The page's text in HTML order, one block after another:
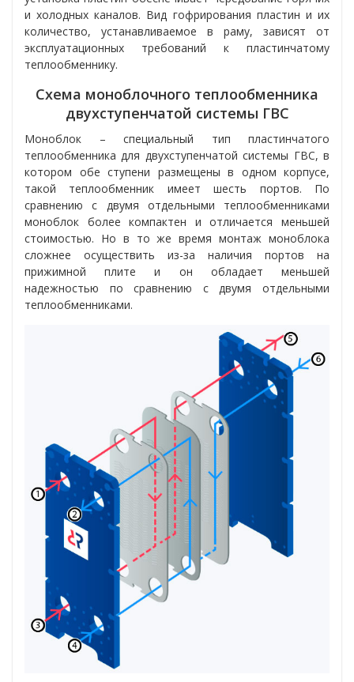
и холодных каналов. Вид гофрирования пластин и их
количество, устанавливаемое в раму, зависят от
эксплуатационных требований к пластинчатому
теплообменнику.
Схема моноблочного теплообменника
двухступенчатой системы ГВС
Моноблок – специальный тип пластинчатого
теплообменника для двухступенчатой системы ГВС, в
котором обе ступени размещены в одном корпусе,
такой теплообменник имеет шесть портов. По
сравнению с двумя отдельными теплообменниками
моноблок более компактен и отличается меньшей
стоимостью. Но в то же время монтаж моноблока
сложнее осуществить из-за наличия портов на
прижимной плите и он обладает меньшей
надежностью по сравнению с двумя отдельными
теплообменниками.